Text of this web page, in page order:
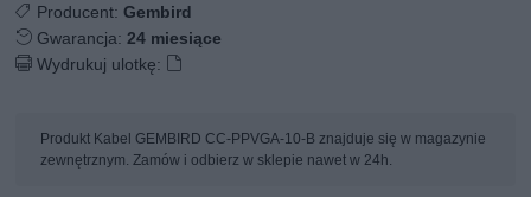
Producent:Gembird
Gwarancja:24 miesiące
Wydrukuj ulotkę:
Produkt Kabel GEMBIRD CC-PPVGA-10-B znajduje się w magazynie
zewnętrznym. Zamów i odbierz w sklepie nawet w 24h.